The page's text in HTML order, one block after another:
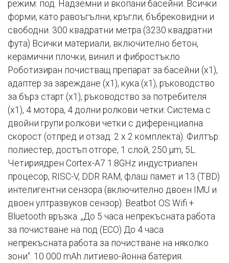
режим: под. Надземни и вкопани басейни. Всички
форми, като равоъгълни, кръгли, бъбрековидни и
свободни. 300 квадратни метра (3230 квадратни
фута) Всички материали, включително бетон,
керамични плочки, винил и фибростъкло
Роботизиран почистващ препарат за басейни (x1),
адаптер за зареждане (x1), кука (x1), ръководство
за бърз старт (x1), ръководство за потребителя
(x1), 4 мотора, 4 долни ролкови четки: Система с
двойни групи ролкови четки с диференциална
скорост (отпред и отзад: 2 x 2 комплекта). Филтър:
полиестер, достъп отгоре, 1 слой, 250 μm, 5L.
Четириядрен Cortex-A7 1.8GHz индустриален
процесор, RISC-V, DDR RAM, флаш памет и 13 (TBD)
интелигентни сензора (включително двоен IMU и
двоен ултразвуков сензор). Beatbot OS Wifi +
Bluetooth връзка. „До 5 часа непрекъсната работа
за почистване на под (ECO) До 4 часа
непрекъсната работа за почистване на няколко
зони“. 10 000 mAh литиево-йонна батерия.